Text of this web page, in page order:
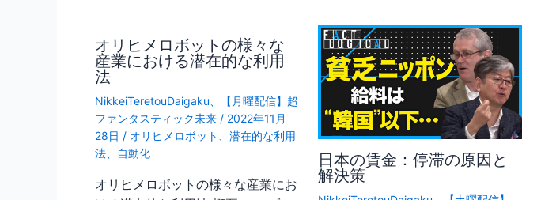
ン
オリヒメロボットの様々な
産業における潜在的な利用
法
NikkeiTeretouDaigaku
【月曜配信】超
ファンタスティック未来 / 2022年11月
28日 / オリヒメロボット
潜在的な利用
法
自動化
オリヒメロボットの様々な産業にお
日本の賃金：停滞の原因と
解決策